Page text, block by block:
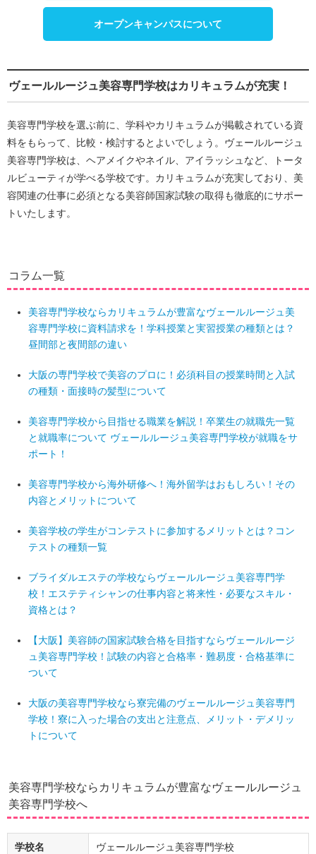
オープンキャンパスについて
ヴェールルージュ美容専門学校はカリキュラムが充実！
美容専門学校を選ぶ前に、学科やカリキュラムが掲載されている資
料をもらって、比較・検討するとよいでしょう。ヴェールルージュ
美容専門学校は、ヘアメイクやネイル、アイラッシュなど、トータ
ルビューティが学べる学校です。カリキュラムが充実しており、美
容関連の仕事に必須となる美容師国家試験の取得も徹底的にサポー
トいたします。
コラム一覧
美容専門学校ならカリキュラムが豊富なヴェールルージュ美
容専門学校に資料請求を！学科授業と実習授業の種類とは？
昼間部と夜間部の違い
大阪の専門学校で美容のプロに！必須科目の授業時間と入試
の種類・面接時の髪型について
美容専門学校から目指せる職業を解説！卒業生の就職先一覧
と就職率について ヴェールルージュ美容専門学校が就職をサ
ポート！
美容専門学校から海外研修へ！海外留学はおもしろい！その
内容とメリットについて
美容学校の学生がコンテストに参加するメリットとは？コン
テストの種類一覧
ブライダルエステの学校ならヴェールルージュ美容専門学
校！エステティシャンの仕事内容と将来性・必要なスキル・
資格とは？
【大阪】美容師の国家試験合格を目指すならヴェールルージ
ュ美容専門学校！試験の内容と合格率・難易度・合格基準に
ついて
大阪の美容専門学校なら寮完備のヴェールルージュ美容専門
学校！寮に入った場合の支出と注意点、メリット・デメリッ
トについて
美容専門学校ならカリキュラムが豊富なヴェールルージュ
美容専門学校へ
学校名 ヴェールルージュ美容専門学校